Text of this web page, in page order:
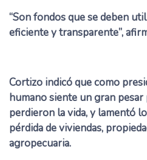
“Son fondos que se deben
eficiente y transparente”,
Cortizo indicó que como
humano siente un gran
perdieron la vida, y lamentó
pérdida de viviendas,
agropecuaria.